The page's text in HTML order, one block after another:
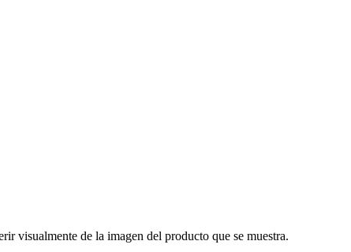
visualmente de la imagen del producto que se muestra.